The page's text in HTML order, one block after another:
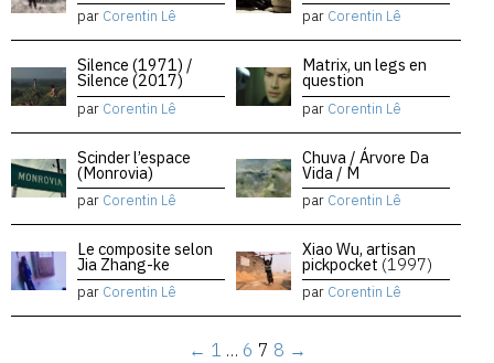
par Corentin Lê par Corentin Lê
Silence (1971) /
Silence (2017)
par Corentin Lê
Matrix, un legs en
question
par Corentin Lê
Scinder l’espace
(Monrovia)
par Corentin Lê
Chuva / Árvore Da
Vida / M
par Corentin Lê
Le composite selon
Jia Zhang-ke
par Corentin Lê
Xiao Wu, artisan
pickpocket (1997)
par Corentin Lê
← 1 … 6 7 8 →